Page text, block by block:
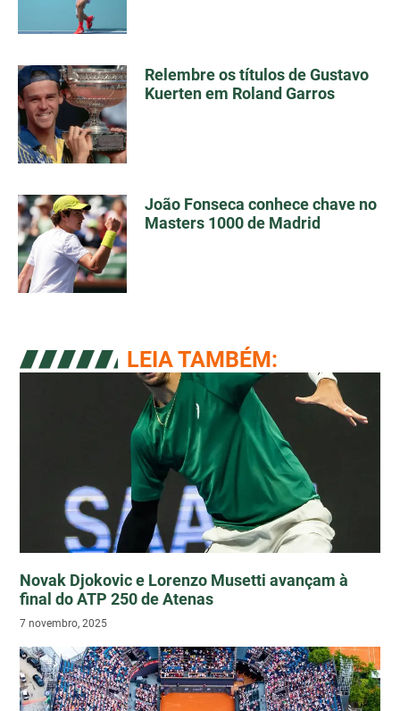
Relembre os títulos de Gustavo
Kuerten em Roland Garros
João Fonseca conhece chave no
Masters 1000 de Madrid
LEIA TAMBÉM:
Novak Djokovic e Lorenzo Musetti avançam à
final do ATP 250 de Atenas
7 novembro, 2025